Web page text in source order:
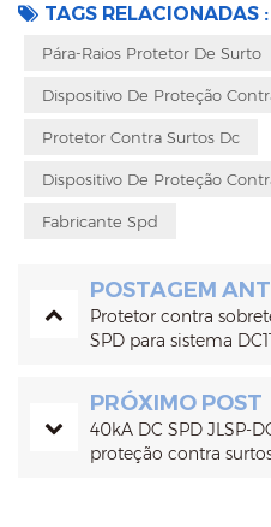
TAGS RELACIONADAS :
Pára-Raios Protetor De Surto
Dispositivo De Proteção
Protetor Contra Surtos Dc
Dispositivo De Proteção
Fabricante Spd
POSTAGEM
Protetor contra
SPD para sistema
PRÓXIMO POST
40kA DC SPD JLSP-
proteção contra